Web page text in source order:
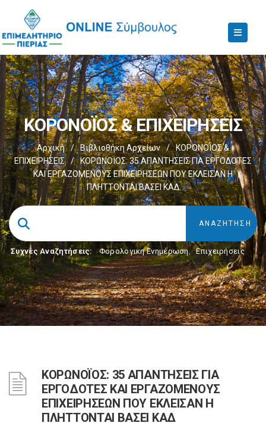
ΚΟΡΟΝΟΪΟΣ & ΕΠΙΧΕΙΡΗΣΕΙΣ
Αρχική / Βιβλιοθήκη Αρχείων /
ΚΟΡΟΝΟΪΟΣ &
ΕΠΙΧΕΙΡΗΣΕΙΣ
/
ΚΟΡΩΝΟΪΟΣ: 35 ΑΠΑΝΤΗΣΕΙΣ ΓΙΑ ΕΡΓΟΔΟΤΕΣ
ΚΑΙ ΕΡΓΑΖΟΜΕΝΟΥΣ ΕΠΙΧΕΙΡΗΣΕΩΝ ΠΟΥ ΕΚΛΕΙΣΑΝ Η
ΠΛΗΤΤΟΝΤΑΙ ΒΑΣΕΙ ΚΑΔ
Συχνές Αναζητήσεις: Φορολογικη Ενημέρωση, Επιχειρήσεις
ΚΟΡΩΝΟΪΟΣ: 35 ΑΠΑΝΤΗΣΕΙΣ ΓΙΑ
ΕΡΓΟΔΟΤΕΣ ΚΑΙ ΕΡΓΑΖΟΜΕΝΟΥΣ
ΕΠΙΧΕΙΡΗΣΕΩΝ ΠΟΥ ΕΚΛΕΙΣΑΝ Η
ΠΛΗΤΤΟΝΤΑΙ ΒΑΣΕΙ ΚΑΔ